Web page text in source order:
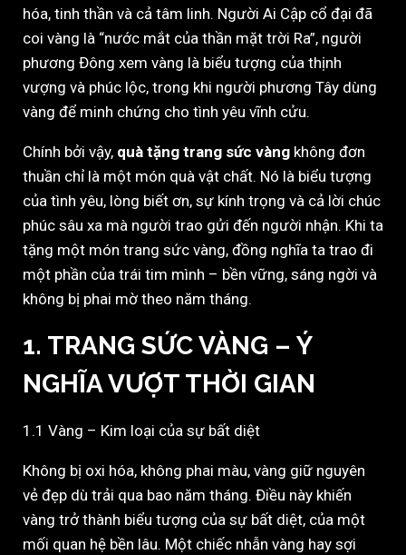
hóa, tinh thần và cả tâm linh. Người Ai Cập cổ đại đã
coi vàng là “nước mắt của thần mặt trời Ra”, người
phương Đông xem vàng là biểu tượng của thịnh
vượng và phúc lộc, trong khi người phương Tây dùng
vàng để minh chứng cho tình yêu vĩnh cửu.
Chính bởi vậy, quà tặng trang sức vàng không đơn
thuần chỉ là một món quà vật chất. Nó là biểu tượng
của tình yêu, lòng biết ơn, sự kính trọng và cả lời chúc
phúc sâu xa mà người trao gửi đến người nhận. Khi ta
tặng một món trang sức vàng, đồng nghĩa ta trao đi
một phần của trái tim mình – bền vững, sáng ngời và
không bị phai mờ theo năm tháng.
1. TRANG SỨC VÀNG – Ý
NGHĨA VƯỢT THỜI GIAN
1.1 Vàng – Kim loại của sự bất diệt
Không bị oxi hóa, không phai màu, vàng giữ nguyên
vẻ đẹp dù trải qua bao năm tháng. Điều này khiến
vàng trở thành biểu tượng của sự bất diệt, của một
mối quan hệ bền lâu. Một chiếc nhẫn vàng hay sợi